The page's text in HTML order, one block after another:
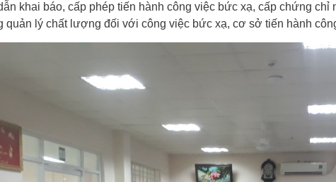
khai báo, cấp phép tiến hành công việc bức xạ, cấp chứng chỉ
quản lý chất lượng đối với công việc bức xạ, cơ sở tiến hành